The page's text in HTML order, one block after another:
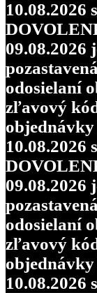
10.08.2026
09.08.2026
odosielaní
zľavový
objednávky
10.08.2026
09.08.2026
odosielaní
zľavový
objednávky
10.08.2026